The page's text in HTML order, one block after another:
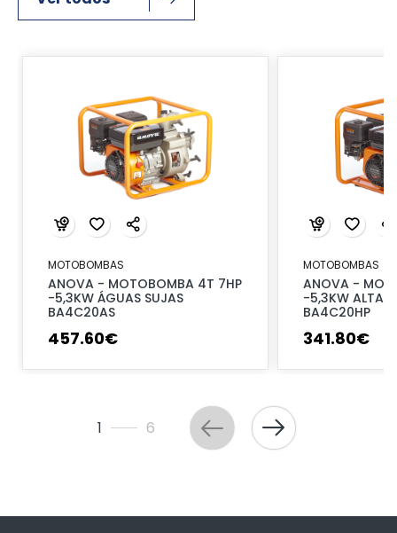
MOTOBOMBAS
ANOVA - MOTOBOMBA 4T 7HP
-5,3KW ÁGUAS SUJAS
BA4C20AS
457.60€
MOTOBOMBAS
ANOVA -
-5,3KW ALTA
BA4C20HP
341.80€
1 6